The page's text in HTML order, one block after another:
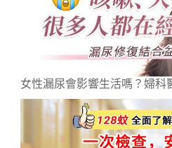
女性漏尿會影響生活嗎？婦科